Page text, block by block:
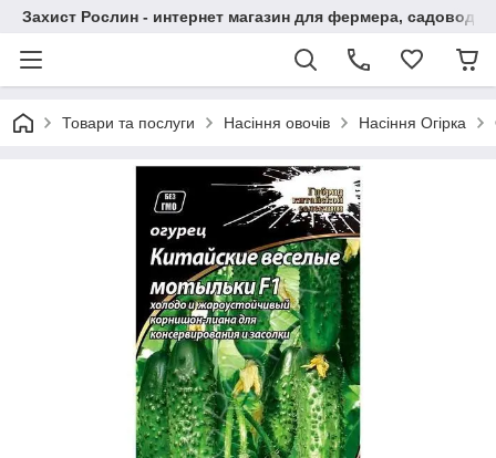
Захист Рослин - интернет магазин для фермера,
Товари та послуги Насіння овочів Насіння Огірка